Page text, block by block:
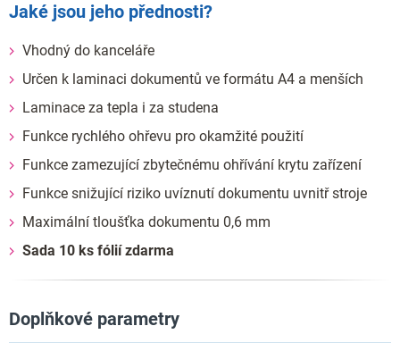
Jaké jsou jeho přednosti?
Vhodný do kanceláře
Určen k laminaci dokumentů ve formátu A4 a menších
Laminace za tepla i za studena
Funkce rychlého ohřevu pro okamžité použití
Funkce zamezující zbytečnému ohřívání krytu zařízení
Funkce snižující riziko uvíznutí dokumentu uvnitř stroje
Maximální tloušťka dokumentu 0,6 mm
Sada 10 ks fólií zdarma
Doplňkové parametry